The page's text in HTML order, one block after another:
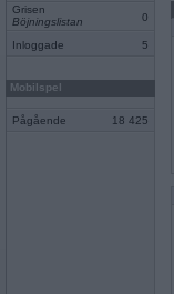
Grisen
Böjningslistan
0
Inloggade 5
Mobilspel
Pågående 18 425